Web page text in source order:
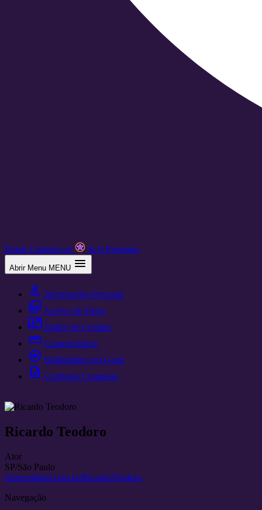
EntrarCadastre-se Seja Premium
Abrir Menu MENU menu
person Informações Pessoais
photo_library Acervo de Fotos
contact_mail Dados de Contato
straighten Características
stars Habilidades em Geral
description Currículo Completo
Ricardo Teodoro
Ator
SP/São Paulo
elencodigital.com.br/RicardoTeodoro
Navegação